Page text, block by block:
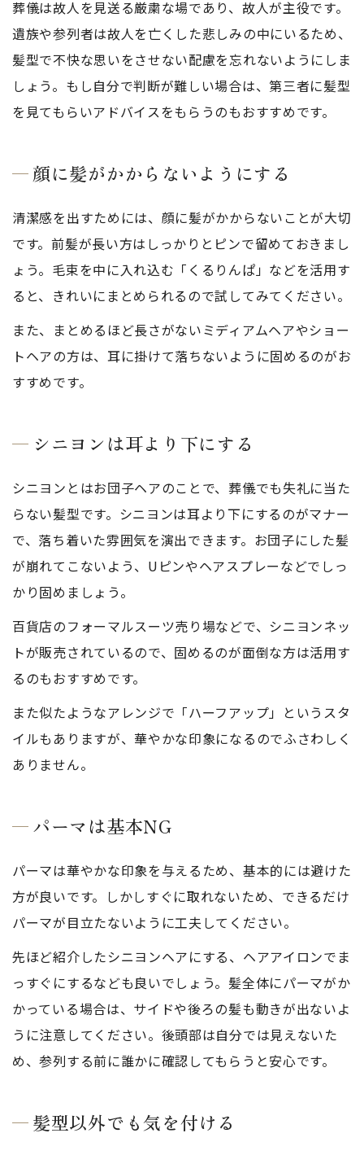
葬儀は故人を見送る厳粛な場であり、故人が主役です。
遺族や参列者は故人を亡くした悲しみの中にいるため、
髪型で不快な思いをさせない配慮を忘れないようにしま
しょう。もし自分で判断が難しい場合は、第三者に髪型
を見てもらいアドバイスをもらうのもおすすめです。
顔に髪がかからないようにする
清潔感を出すためには、顔に髪がかからないことが大切
です。前髪が長い方はしっかりとピンで留めておきまし
ょう。毛束を中に入れ込む「くるりんぱ」などを活用す
ると、きれいにまとめられるので試してみてください。
また、まとめるほど長さがないミディアムヘアやショー
トヘアの方は、耳に掛けて落ちないように固めるのがお
すすめです。
シニヨンは耳より下にする
シニヨンとはお団子ヘアのことで、葬儀でも失礼に当た
らない髪型です。シニヨンは耳より下にするのがマナー
で、落ち着いた雰囲気を演出できます。お団子にした髪
が崩れてこないよう、Uピンやヘアスプレーなどでしっ
かり固めましょう。
百貨店のフォーマルスーツ売り場などで、シニヨンネッ
トが販売されているので、固めるのが面倒な方は活用す
るのもおすすめです。
また似たようなアレンジで「ハーフアップ」というスタ
イルもありますが、華やかな印象になるのでふさわしく
ありません。
パーマは基本NG
パーマは華やかな印象を与えるため、基本的には避けた
方が良いです。しかしすぐに取れないため、できるだけ
パーマが目立たないように工夫してください。
先ほど紹介したシニヨンヘアにする、ヘアアイロンでま
っすぐにするなども良いでしょう。髪全体にパーマがか
かっている場合は、サイドや後ろの髪も動きが出ないよ
うに注意してください。後頭部は自分では見えないた
め、参列する前に誰かに確認してもらうと安心です。
髪型以外でも気を付ける